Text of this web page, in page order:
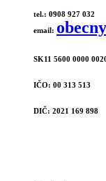
tel.: 0908 927 032
email:
SK11 5600 0000
IČO: 00 313 513
DIČ: 2021 169 898